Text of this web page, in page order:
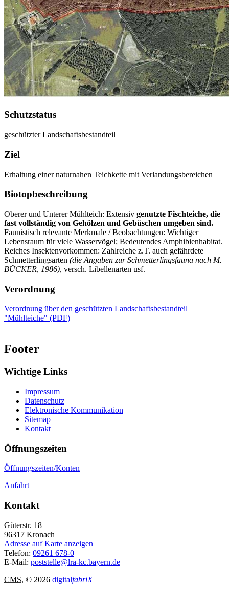
Schutzstatus
geschützter Landschaftsbestandteil
Ziel
Erhaltung einer naturnahen Teichkette mit Verlandungsbereichen
Biotopbeschreibung
Oberer und Unterer Mühlteich: Extensiv genutzte Fischteiche, die
fast vollständig von Gehölzen und Gebüschen umgeben sind.
Faunistisch relevante Merkmale / Beobachtungen: Wichtiger
Lebensraum für viele Wasservögel; Bedeutendes Amphibienhabitat.
Reiches Insektenvorkommen: Zahlreiche z.T. auch gefährdete
Schmetterlingsarten (die Angaben zur Schmetterlingsfauna nach M.
BÜCKER, 1986), versch. Libellenarten usf.
Verordnung
Verordnung über den geschützten Landschaftsbestandteil
"Mühlteiche" (PDF)
Footer
Wichtige Links
Impressum
Datenschutz
Elektronische Kommunikation
Sitemap
Kontakt
Öffnungszeiten
Öffnungszeiten/Konten
Anfahrt
Kontakt
Güterstr. 18
96317 Kronach
Adresse auf Karte anzeigen
Telefon: 09261 678-0
E-Mail: poststelle@lra-kc.bayern.de
CMS, © 2026 digitalfabriX